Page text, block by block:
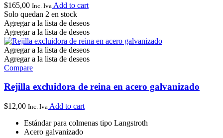
$165,00 Inc. Iva Add to cart
Solo quedan 2 en stock
Agregar a la lista de deseos
Agregar a la lista de deseos
Agregar a la lista de deseos
Agregar a la lista de deseos
Compare
Rejilla excluidora de reina en acero galvanizado
$12,00 Inc. Iva Add to cart
Estándar para colmenas tipo Langstroth
Acero galvanizado